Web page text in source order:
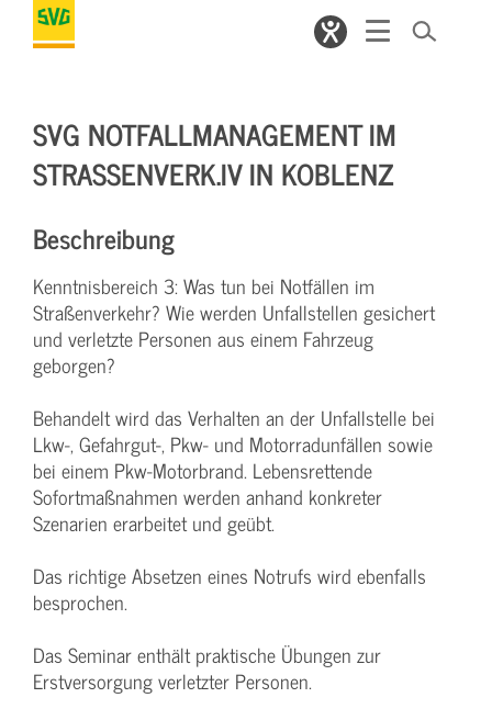
SVG NOTFALLMANAGEMENT IM
STRASSENVERK.IV IN KOBLENZ
Beschreibung
Kenntnisbereich 3: Was tun bei Notfällen im
Straßenverkehr? Wie werden Unfallstellen gesichert
und verletzte Personen aus einem Fahrzeug
geborgen?
Behandelt wird das Verhalten an der Unfallstelle bei
Lkw-, Gefahrgut-, Pkw- und Motorradunfällen sowie
bei einem Pkw-Motorbrand. Lebensrettende
Sofortmaßnahmen werden anhand konkreter
Szenarien erarbeitet und geübt.
Das richtige Absetzen eines Notrufs wird ebenfalls
besprochen.
Das Seminar enthält praktische Übungen zur
Erstversorgung verletzter Personen.